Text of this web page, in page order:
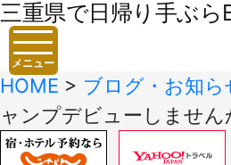
三重県で日帰り手ぶ
メニュー
HOME > ブログ・お知ら
ャンプデビューしません